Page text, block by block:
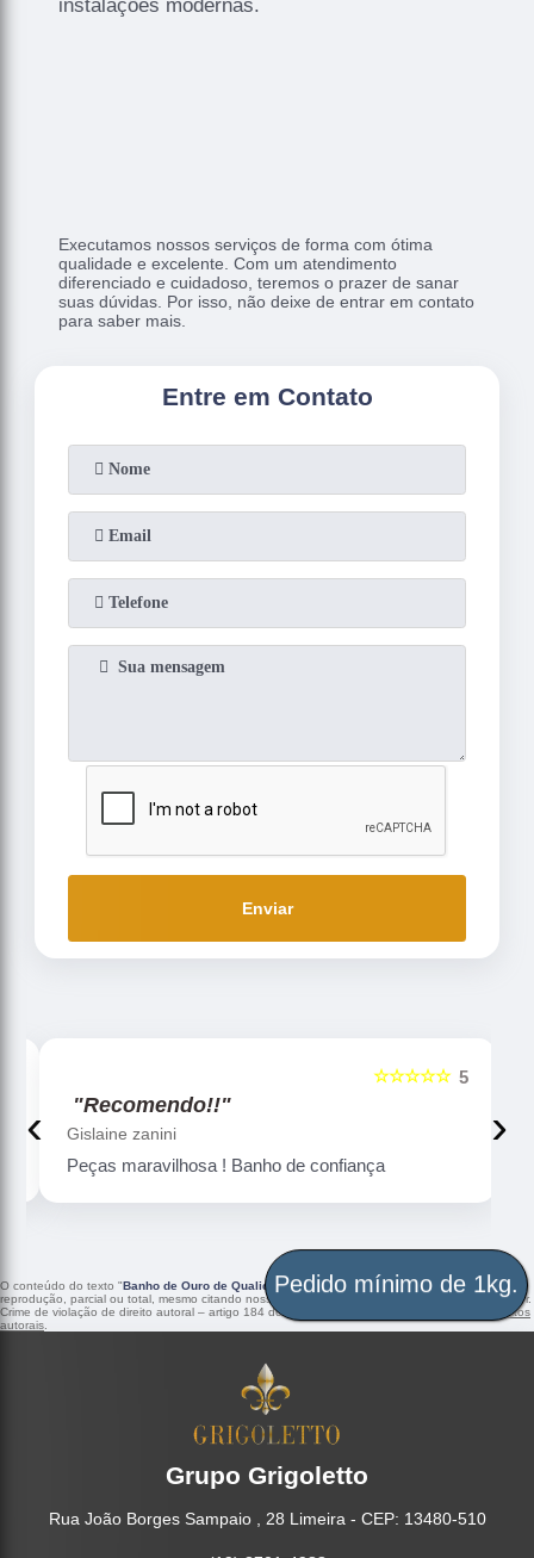
instalações modernas.
Executamos nossos serviços de forma com ótima
qualidade e excelente. Com um atendimento
diferenciado e cuidadoso, teremos o prazer de sanar
suas dúvidas. Por isso, não deixe de entrar em contato
para saber mais.
Entre em Contato
Enviar
5
☆☆☆☆☆
"Recomendo!!"
Gislaine zanini
Peças maravilhosa ! Banho de confiança
‹ ›
O conteúdo do texto "Banho de Ouro de Qualidade Osasco" é de direito reservado. Sua
reprodução, parcial ou total, mesmo citando nossos links, é proibida sem a autorização do autor.
Crime de violação de direito autoral – artigo 184 do Código Penal –
Lei 9610/98 - Lei de direitos
autorais
Grupo Grigoletto
Rua João Borges Sampaio , 28 Limeira - CEP: 13480-510
Pedido mínimo de 1kg.